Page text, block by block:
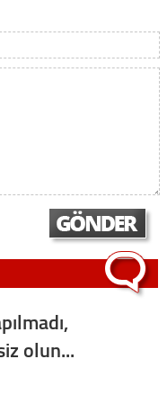
olun...